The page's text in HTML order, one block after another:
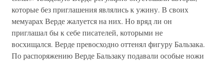
которые без приглашения являлись к ужину. В своих
мемуарах Верде жалуется на них. Но вряд ли он
приглашал бы к себе писателей, которыми не
восхищался. Верде превосходно оттенял фигуру Бальзака.
По распоряжению Верде Бальзаку подавали особые ножи